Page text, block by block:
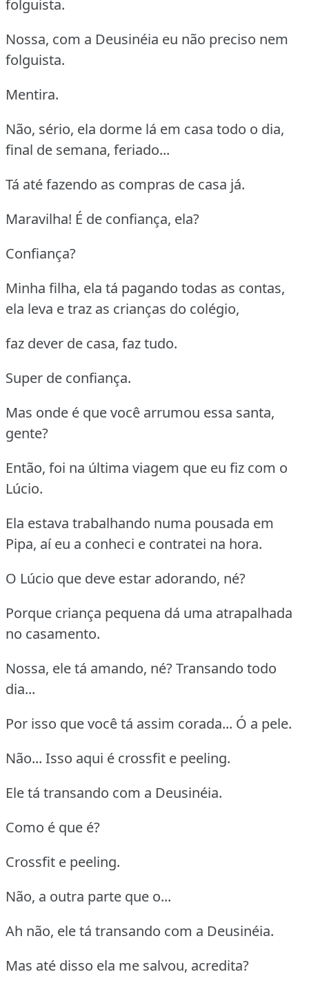
folguista.
Nossa, com a Deusinéia eu não preciso nem
folguista.
Mentira.
Não, sério, ela dorme lá em casa todo o dia,
final de semana, feriado...
Tá até fazendo as compras de casa já.
Maravilha! É de confiança, ela?
Confiança?
Minha filha, ela tá pagando todas as contas,
ela leva e traz as crianças do colégio,
faz dever de casa, faz tudo.
Super de confiança.
Mas onde é que você arrumou essa santa,
gente?
Então, foi na última viagem que eu fiz com o
Lúcio.
Ela estava trabalhando numa pousada em
Pipa, aí eu a conheci e contratei na hora.
O Lúcio que deve estar adorando, né?
Porque criança pequena dá uma atrapalhada
no casamento.
Nossa, ele tá amando, né? Transando todo
dia...
Por isso que você tá assim corada... Ó a pele.
Não... Isso aqui é crossfit e peeling.
Ele tá transando com a Deusinéia.
Como é que é?
Crossfit e peeling.
Não, a outra parte que o...
Ah não, ele tá transando com a Deusinéia.
Mas até disso ela me salvou, acredita?